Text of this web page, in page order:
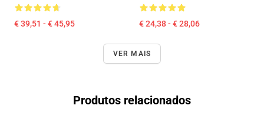
€ 39,51 - € 45,95 € 24,38 - € 28,06
VER MAIS
Produtos relacionados